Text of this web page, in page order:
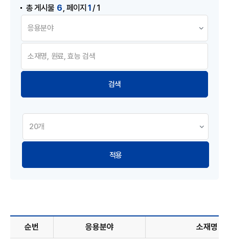
총 게시물 6 ,페이지1/ 1
적용
해양바이오소재 DB - 순번, 응용분야, 소재명, 원료, 효능 정보
순번 응용분야 소재명